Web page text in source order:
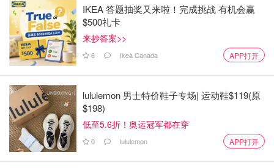
图片来自于waterpik，版权属于原作者
IKEA 答题抽奖又来啦！完成挑战 有机会赢
$500礼卡
来抄答案>>
6 Ikea Canada APP打开
lululemon 男士特价鞋子专场| 运动鞋$119(原
$198)
低至5.6折！奥运冠军都在穿
0 lululemon APP打开